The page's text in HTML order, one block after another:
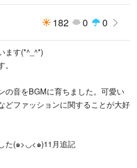
182 0 0
ます(*^_^*)
の音をBGMに育ちました。可愛い
どファッションに関することが大好
た(๑>◡<๑)11月追記